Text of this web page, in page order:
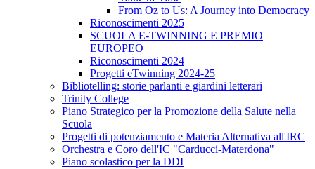
From Oz to Us: A Journey into Democracy
Riconoscimenti 2025
SCUOLA E-TWINNING E PREMIO
EUROPEO
Riconoscimenti 2024
Progetti eTwinning 2024-25
Bibliotelling: storie parlanti e giardini letterari
Trinity College
Piano Strategico per la Promozione della Salute nella
Scuola
Progetti di potenziamento e Materia Alternativa all'IRC
Orchestra e Coro dell'IC "Carducci-Materdona"
Piano scolastico per la DDI